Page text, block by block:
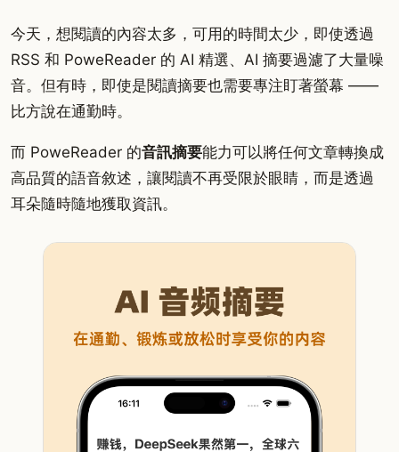
今天，想閱讀的內容太多，可用的時間太少，即使透過
RSS 和 PoweReader 的 AI 精選、AI 摘要過濾了大量噪
音。但有時，即使是閱讀摘要也需要專注盯著螢幕 ——
比方說在通勤時。
而 PoweReader 的音訊摘要能力可以將任何文章轉換成
高品質的語音敘述，讓閱讀不再受限於眼睛，而是透過
耳朵隨時隨地獲取資訊。